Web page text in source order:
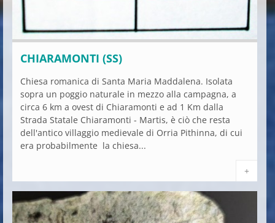
CHIARAMONTI (SS)
Chiesa romanica di Santa Maria Maddalena. Isolata
sopra un poggio naturale in mezzo alla campagna, a
circa 6 km a ovest di Chiaramonti e ad 1 Km dalla
Strada Statale Chiaramonti - Martis, è ciò che resta
dell'antico villaggio medievale di Orria Pithinna, di cui
era probabilmente la chiesa...
+